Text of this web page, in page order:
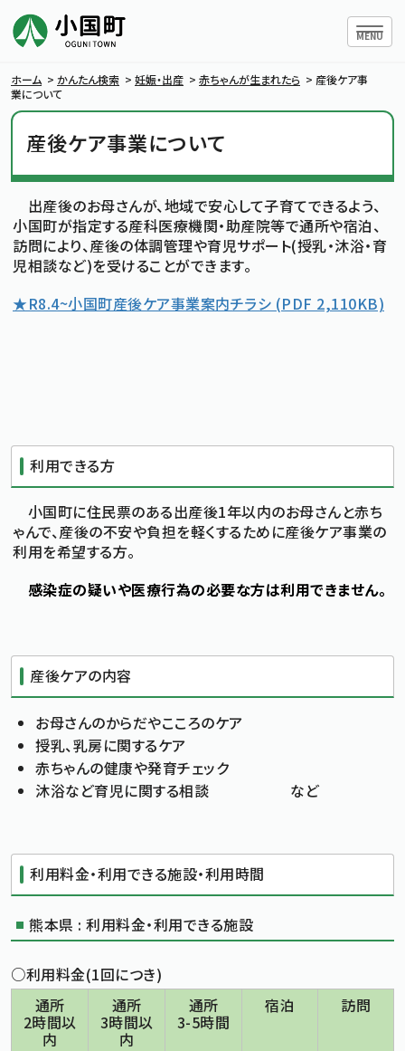
ハンバ
MENU
小国町について
暮らしの情報
行政情報
条例・規則
文字サイズ 標準 拡大
背景色の変更：白
背景色の変更：黒
背景色の変更：青
Foreign Language
ホーム > かんたん検索 > 妊娠・出産 > 赤ちゃんが生まれたら > 産後ケア事
業について
産後ケア事業について
出産後のお母さんが、地域で安心して子育てできるよう、
小国町が指定する産科医療機関・助産院等で通所や宿泊、
訪問により、産後の体調管理や育児サポート(授乳・沐浴・育
児相談など)を受けることができます。
★R8.4~小国町産後ケア事業案内チラシ (PDF 2,110KB)
利用できる方
小国町に住民票のある出産後1年以内のお母さんと赤ち
ゃんで、産後の不安や負担を軽くするために産後ケア事業の
利用を希望する方。
感染症の疑いや医療行為の必要な方は利用できません。
産後ケアの内容
お母さんのからだやこころのケア
授乳、乳房に関するケア
赤ちゃんの健康や発育チェック
沐浴など育児に関する相談 など
利用料金・利用できる施設・利用時間
熊本県 : 利用料金・利用できる施設
○利用料金(1回につき)
通所
2時間以
内
通所
3時間以
内
通所
3-5時間
宿泊 訪問